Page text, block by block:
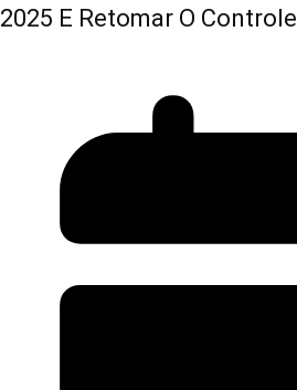
2025 E Retomar O Controle